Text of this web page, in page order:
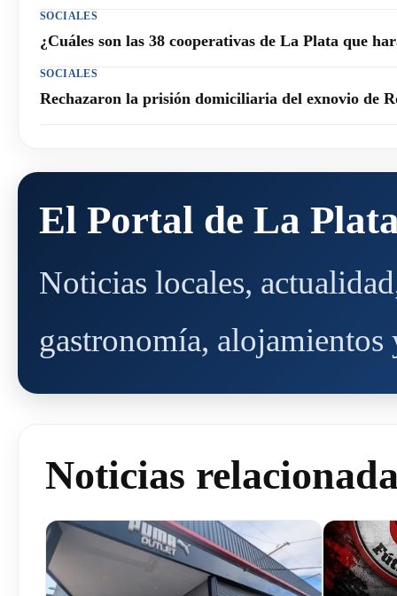
SOCIALES
¿Cuáles son las 38 cooperativas de La Plata que
SOCIALES
Rechazaron la prisión domiciliaria del exnovio de
El Portal de La
Noticias locales,
gastronomía,
Noticias